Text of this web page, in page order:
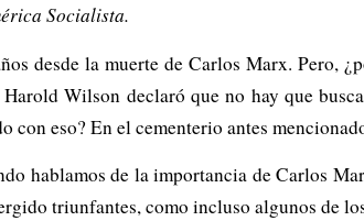
Socialista.
desde la muerte de Carlos Marx. Pero,
Wilson declaró que no hay que
con eso? En el cementerio antes
hablamos de la importancia de Carlos
triunfantes, como incluso algunos de